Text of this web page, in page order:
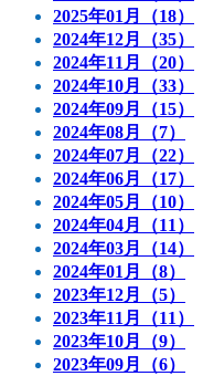
2025年01月（18）
2024年12月（35）
2024年11月（20）
2024年10月（33）
2024年09月（15）
2024年08月（7）
2024年07月（22）
2024年06月（17）
2024年05月（10）
2024年04月（11）
2024年03月（14）
2024年01月（8）
2023年12月（5）
2023年11月（11）
2023年10月（9）
2023年09月（6）